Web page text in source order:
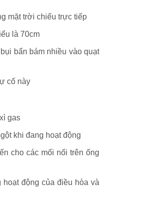
mặt trời chiếu trực tiếp
là 70cm
bẩn bám nhiều vào quạt
cố này
gas
khi đang hoạt động
cho các mối nối trên ống
động của điều hòa và